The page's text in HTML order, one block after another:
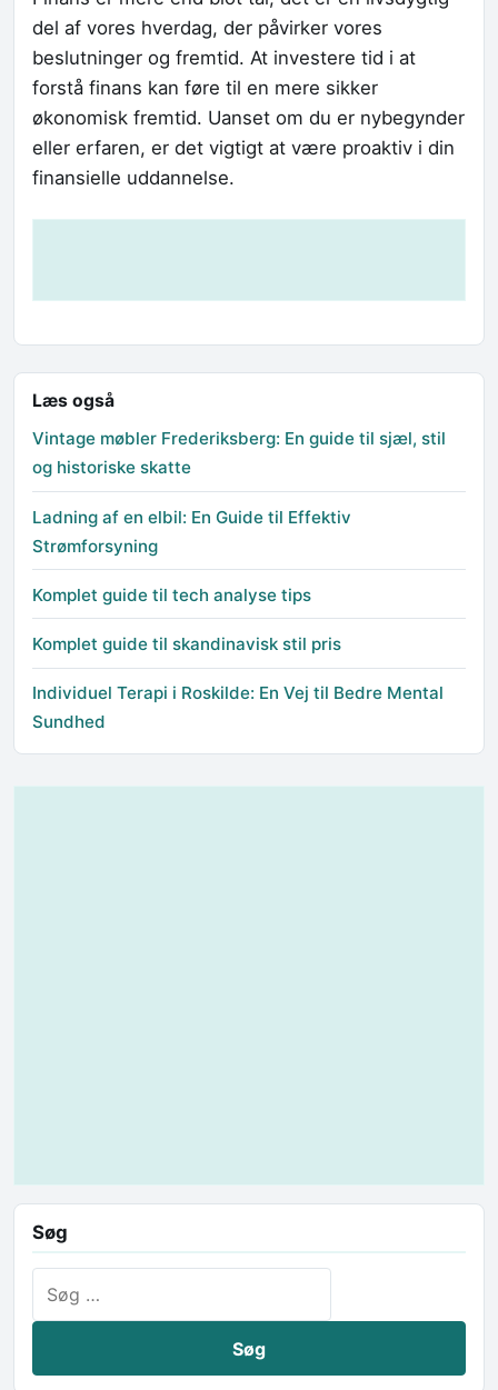
del af vores hverdag, der påvirker vores
beslutninger og fremtid. At investere tid i at
forstå finans kan føre til en mere sikker
økonomisk fremtid. Uanset om du er nybegynder
eller erfaren, er det vigtigt at være proaktiv i din
finansielle uddannelse.
Læs også
Vintage møbler Frederiksberg: En guide til sjæl, stil
og historiske skatte
Ladning af en elbil: En Guide til Effektiv
Strømforsyning
Komplet guide til tech analyse tips
Komplet guide til skandinavisk stil pris
Individuel Terapi i Roskilde: En Vej til Bedre Mental
Sundhed
Søg